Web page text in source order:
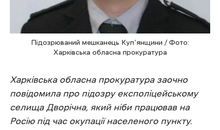
Підозрюваний мешканець Купʼянщини / Фото:
Харківська обласна прокуратура
Харківська обласна прокуратура заочно
повідомила про підозру експоліцейському
селища Дворічна, який ніби працював на
Росію під час окупації населеного пункту.